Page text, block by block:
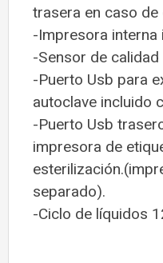
trasera en caso
-Impresora interna
-Sensor de
-Puerto Usb para
autoclave incluido
-Puerto Usb
impresora de
separado).
-Ciclo de líquidos